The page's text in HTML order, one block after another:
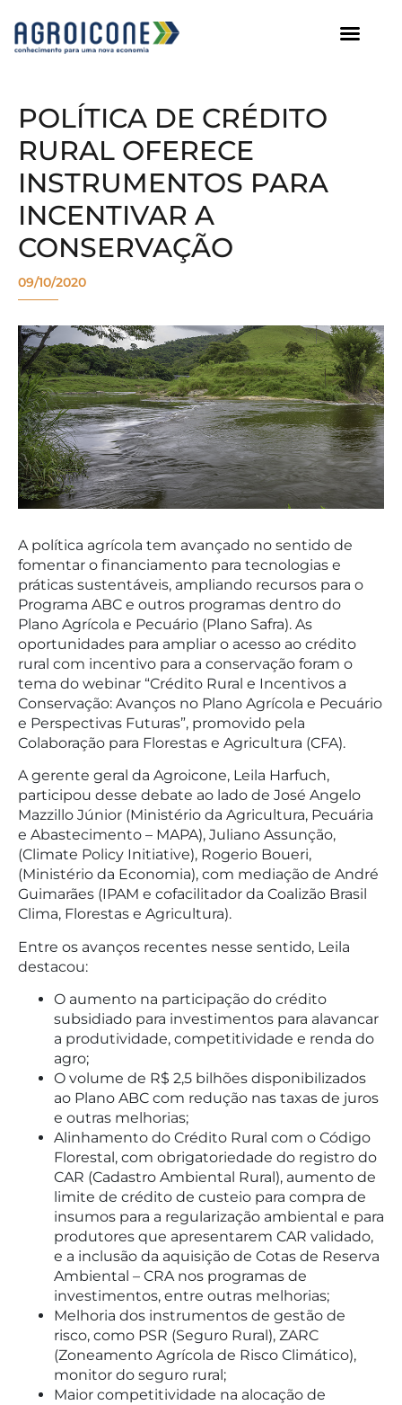
POLÍTICA DE CRÉDITO
RURAL OFERECE
INSTRUMENTOS PARA
INCENTIVAR A
CONSERVAÇÃO
09/10/2020
A política agrícola tem avançado no sentido de
fomentar o financiamento para tecnologias e
práticas sustentáveis, ampliando recursos para o
Programa ABC e outros programas dentro do
Plano Agrícola e Pecuário (Plano Safra). As
oportunidades para ampliar o acesso ao crédito
rural com incentivo para a conservação foram o
tema do webinar “Crédito Rural e Incentivos a
Conservação: Avanços no Plano Agrícola e Pecuário
e Perspectivas Futuras”, promovido pela
Colaboração para Florestas e Agricultura (CFA).
A gerente geral da Agroicone, Leila Harfuch,
participou desse debate ao lado de José Angelo
Mazzillo Júnior (Ministério da Agricultura, Pecuária
e Abastecimento – MAPA), Juliano Assunção,
(Climate Policy Initiative), Rogerio Boueri,
(Ministério da Economia), com mediação de André
Guimarães (IPAM e cofacilitador da Coalizão Brasil
Clima, Florestas e Agricultura).
Entre os avanços recentes nesse sentido, Leila
destacou:
O aumento na participação do crédito
subsidiado para investimentos para alavancar
a produtividade, competitividade e renda do
agro;
O volume de R$ 2,5 bilhões disponibilizados
ao Plano ABC com redução nas taxas de juros
e outras melhorias;
Alinhamento do Crédito Rural com o Código
Florestal, com obrigatoriedade do registro do
CAR (Cadastro Ambiental Rural), aumento de
limite de crédito de custeio para compra de
insumos para a regularização ambiental e para
produtores que apresentarem CAR validado,
e a inclusão da aquisição de Cotas de Reserva
Ambiental – CRA nos programas de
investimentos, entre outras melhorias;
Melhoria dos instrumentos de gestão de
risco, como PSR (Seguro Rural), ZARC
(Zoneamento Agrícola de Risco Climático),
monitor do seguro rural;
Maior competitividade na alocação de